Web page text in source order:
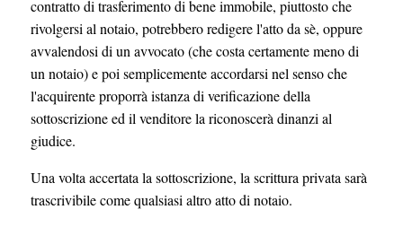
contratto di trasferimento di bene immobile, piuttosto che
rivolgersi al notaio, potrebbero redigere l'atto da sè, oppure
avvalendosi di un avvocato (che costa certamente meno di
un notaio) e poi semplicemente accordarsi nel senso che
l'acquirente proporrà istanza di verificazione della
sottoscrizione ed il venditore la riconoscerà dinanzi al
giudice.
Una volta accertata la sottoscrizione, la scrittura privata sarà
trascrivibile come qualsiasi altro atto di notaio.